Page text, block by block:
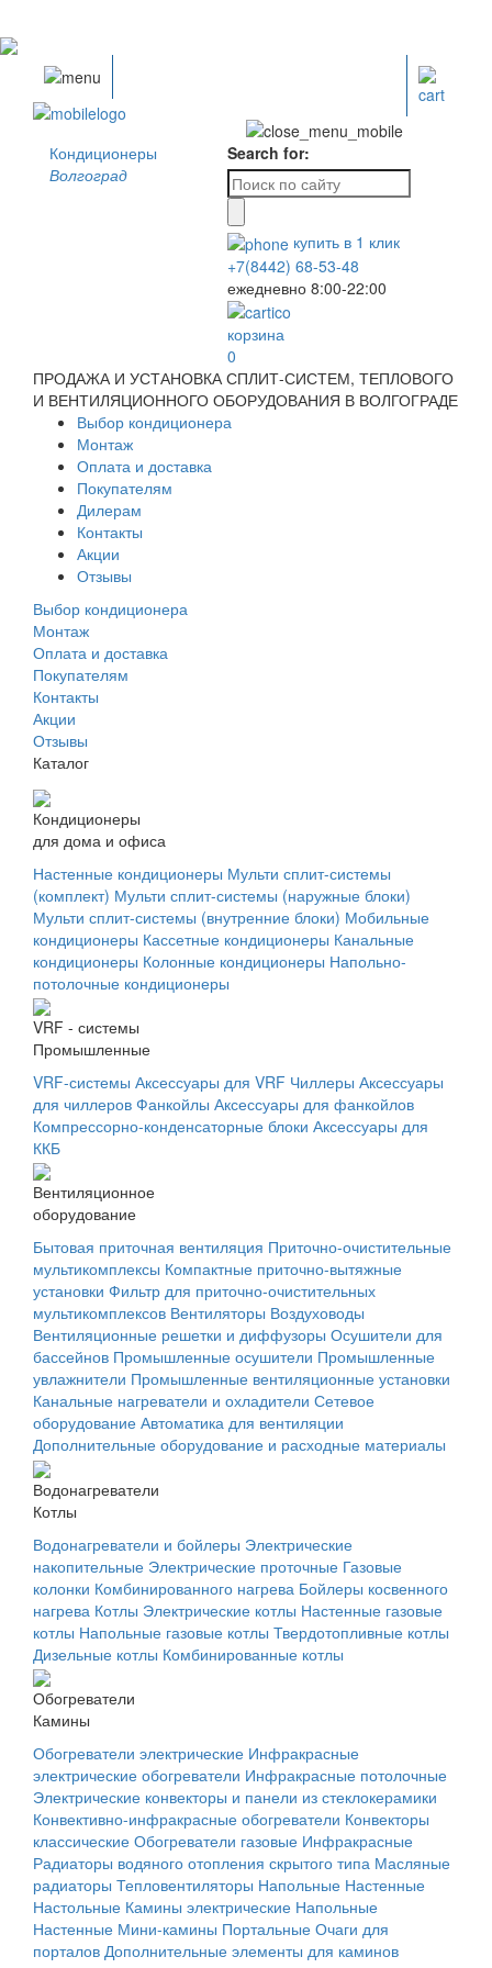
Кондиционеры
Волгоград
Search for:
купить в 1 клик
+7(8442) 68-53-48
ежедневно 8:00-22:00
корзина
0
ПРОДАЖА И УСТАНОВКА СПЛИТ-СИСТЕМ, ТЕПЛОВОГО
И ВЕНТИЛЯЦИОННОГО ОБОРУДОВАНИЯ В ВОЛГОГРАДЕ
Выбор кондиционера
Монтаж
Оплата и доставка
Покупателям
Дилерам
Контакты
Акции
Отзывы
Выбор кондиционера
Монтаж
Оплата и доставка
Покупателям
Контакты
Акции
Отзывы
Каталог
Кондиционеры
для дома и офиса
Настенные кондиционеры Мульти сплит-системы
(комплект) Мульти сплит-системы (наружные блоки)
Мульти сплит-системы (внутренние блоки) Мобильные
кондиционеры Кассетные кондиционеры Канальные
кондиционеры Колонные кондиционеры Напольно-
потолочные кондиционеры
VRF - системы
Промышленные
VRF-системы Аксессуары для VRF Чиллеры Аксессуары
для чиллеров Фанкойлы Аксессуары для фанкойлов
Компрессорно-конденсаторные блоки Аксессуары для
ККБ
Вентиляционное
оборудование
Бытовая приточная вентиляция Приточно-очистительные
мультикомплексы Компактные приточно-вытяжные
установки Фильтр для приточно-очистительных
мультикомплексов Вентиляторы Воздуховоды
Вентиляционные решетки и диффузоры Осушители для
бассейнов Промышленные осушители Промышленные
увлажнители Промышленные вентиляционные установки
Канальные нагреватели и охладители Сетевое
оборудование Автоматика для вентиляции
Дополнительные оборудование и расходные материалы
Водонагреватели
Котлы
Водонагреватели и бойлеры Электрические
накопительные Электрические проточные Газовые
колонки Комбинированного нагрева Бойлеры косвенного
нагрева Котлы Электрические котлы Настенные газовые
котлы Напольные газовые котлы Твердотопливные котлы
Дизельные котлы Комбинированные котлы
Обогреватели
Камины
Обогреватели электрические Инфракрасные
электрические обогреватели Инфракрасные потолочные
Электрические конвекторы и панели из стеклокерамики
Конвективно-инфракрасные обогреватели Конвекторы
классические Обогреватели газовые Инфракрасные
Радиаторы водяного отопления скрытого типа Масляные
радиаторы Тепловентиляторы Напольные Настенные
Настольные Камины электрические Напольные
Настенные Мини-камины Портальные Очаги для
порталов Дополнительные элементы для каминов